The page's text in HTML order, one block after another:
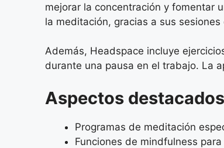
mejorar la concentración y fomentar
la meditación, gracias a sus
Además, Headspace incluye
durante una pausa en el trabajo. La
Aspectos
Programas de meditación
Funciones de mindfulness